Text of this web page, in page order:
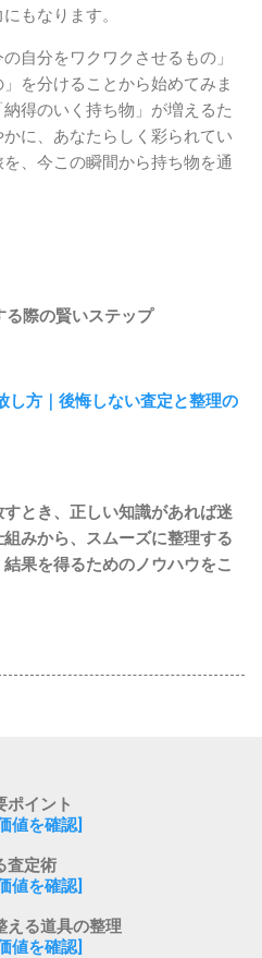
もなります。
自分をワクワクさせるもの」
を分けることから始めてみま
得のいく持ち物」が増えるた
に、あなたらしく彩られてい
、今この瞬間から持ち物を通
る際の賢いステップ
し方｜後悔しない査定と整理の
すとき、正しい知識があれば迷
みから、スムーズに整理する
果を得るためのノウハウをこ
ポイント
値を確認]
査定術
値を確認]
える道具の整理
値を確認]